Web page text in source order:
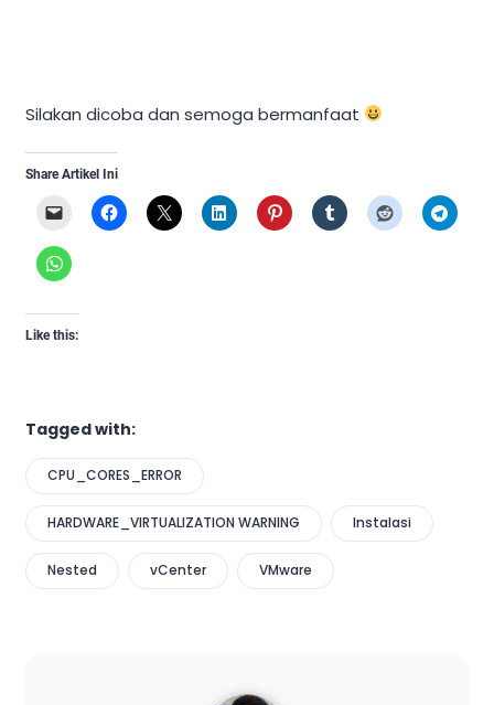
Silakan dicoba dan semoga bermanfaat
Share Artikel Ini
Like this:
Tagged with:
CPU_CORES_ERROR
HARDWARE_VIRTUALIZATION WARNING Instalasi
Nested vCenter VMware